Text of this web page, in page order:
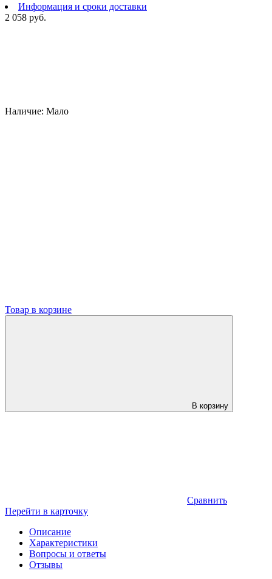
Информация и сроки доставки
2 058 руб.
Наличие: Мало
Товар в корзине
В корзину
Сравнить
Перейти в карточку
Описание
Характеристики
Вопросы и ответы
Отзывы